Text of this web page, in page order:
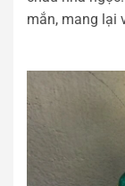
mắn, mang lại